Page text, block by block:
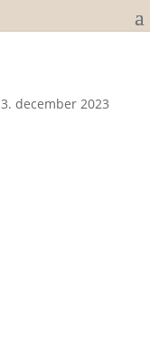
3. december 2023